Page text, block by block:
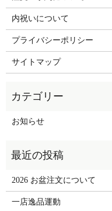
内祝いについて
プライバシーポリシー
サイトマップ
お知らせ
2026 お盆注文について
一店逸品運動